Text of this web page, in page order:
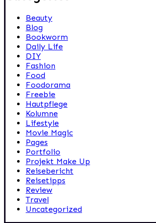
Beauty
Blog
Bookworm
Daily Life
DIY
Fashion
Food
Foodorama
Freebie
Hautpflege
Kolumne
Lifestyle
Movie Magic
Pages
Portfolio
Projekt Make Up
Reisebericht
Reisetipps
Review
Travel
Uncategorized